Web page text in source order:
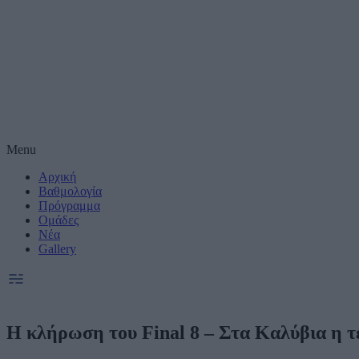
Menu
Αρχική
Βαθμολογία
Πρόγραμμα
Ομάδες
Νέα
Gallery
H κλήρωση του Final 8 – Στα Καλύβια η